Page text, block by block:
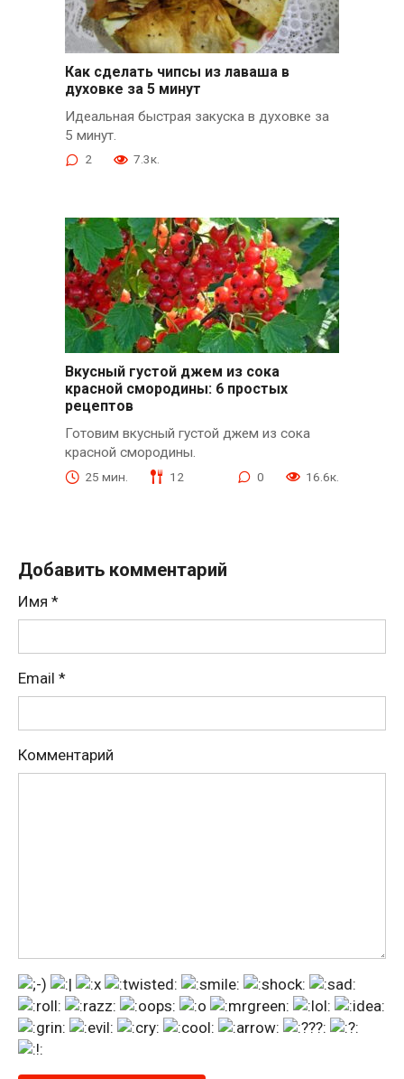
Как сделать чипсы из лаваша в
духовке за 5 минут
Идеальная быстрая закуска в духовке за
5 минут.
2 7.3к.
Вкусный густой джем из сока
красной смородины: 6 простых
рецептов
Готовим вкусный густой джем из сока
красной смородины.
25 мин. 12 0 16.6к.
Добавить комментарий
Имя *
Email *
Комментарий